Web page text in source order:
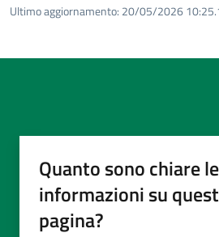
Ultimo aggiornamento: 20/05/2026
Quanto sono chiare le
informazioni su
pagina?